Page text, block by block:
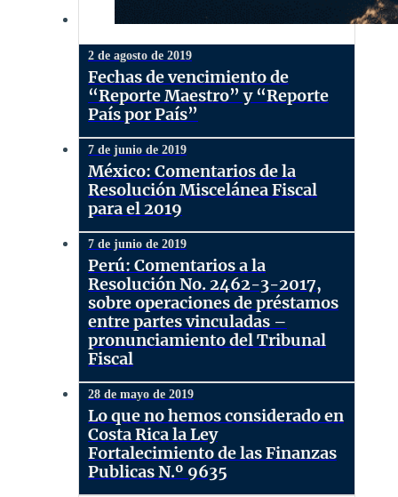
2 de agosto de 2019
Fechas de vencimiento de
“Reporte Maestro” y “Reporte
País por País”
7 de junio de 2019
México: Comentarios de la
Resolución Miscelánea Fiscal
para el 2019
7 de junio de 2019
Perú: Comentarios a la
Resolución No. 2462-3-2017,
sobre operaciones de préstamos
entre partes vinculadas –
pronunciamiento del Tribunal
Fiscal
28 de mayo de 2019
Lo que no hemos considerado en
Costa Rica la Ley
Fortalecimiento de las Finanzas
Publicas N.º 9635